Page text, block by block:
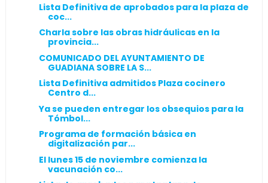
Lista Definitiva de aprobados para la plaza de
coc...
Charla sobre las obras hidráulicas en la
provincia...
COMUNICADO DEL AYUNTAMIENTO DE
GUADIANA SOBRE LA S...
Lista Definitiva admitidos Plaza cocinero
Centro d...
Ya se pueden entregar los obsequios para la
Tómbol...
Programa de formación básica en
digitalización par...
El lunes 15 de noviembre comienza la
vacunación co...